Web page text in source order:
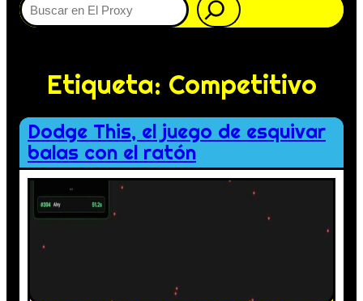
Etiqueta: Competitivo
Dodge This, el juego de esquivar
balas con el ratón